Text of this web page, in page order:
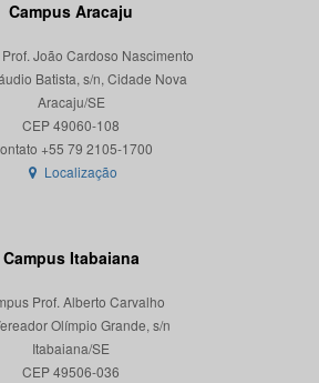
Campus Aracaju
João Cardoso Nascimento
Batista, s/n, Cidade Nova
Aracaju/SE
CEP 49060-108
Localização
Campus Itabaiana
Prof. Alberto Carvalho
Olímpio Grande, s/n
Itabaiana/SE
CEP 49506-036